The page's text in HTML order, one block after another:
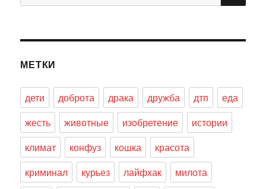
МЕТКИ
дети доброта драка дружба дтп
еда
жесть
животные изобретение
истории
климат
конфуз кошка
красота
криминал
курьез лайфхак
милота